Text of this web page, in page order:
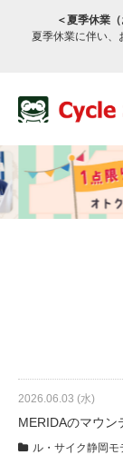
＜夏季休業
夏季休業に伴い、
2026.06.03 (水)
MERIDAのマウン
ル・サイク静岡モ